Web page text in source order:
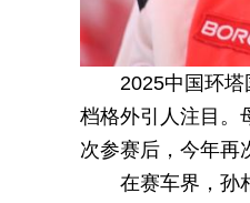
2025中国环
档格外引人注目。
次参赛后，今年再
在赛车界，孙